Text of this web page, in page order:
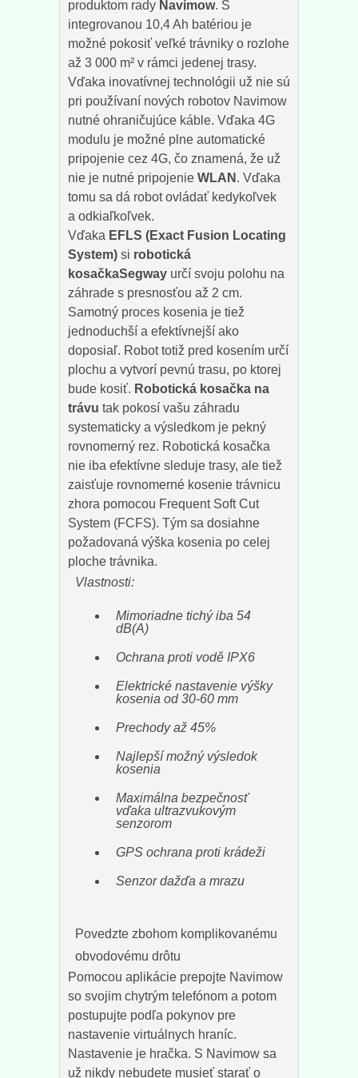
produktom rady Navimow. S
integrovanou 10,4 Ah batériou je
možné pokosiť veľké trávniky o rozlohe
až 3 000 m² v rámci jedenej trasy.
Vďaka inovatívnej technológii už nie sú
pri používaní nových robotov Navimow
nutné ohraničujúce káble. Vďaka 4G
modulu je možné plne automatické
pripojenie cez 4G, čo znamená, že už
nie je nutné pripojenie WLAN . Vďaka
tomu sa dá robot ovládať kedykoľvek
a odkiaľkoľvek.
Vďaka EFLS (Exact Fusion Locating
System) si robotická
kosačkaSegway určí svoju polohu na
záhrade s presnosťou až 2 cm.
Samotný proces kosenia je tiež
jednoduchší a efektívnejší ako
doposiaľ. Robot totiž pred kosením určí
plochu a vytvorí pevnú trasu, po ktorej
bude kosiť. Robotická kosačka na
trávu tak pokosí vašu záhradu
systematicky a výsledkom je pekný
rovnomerný rez. Robotická kosačka
nie iba efektívne sleduje trasy, ale tiež
zaisťuje rovnomerné kosenie trávnicu
zhora pomocou Frequent Soft Cut
System (FCFS). Tým sa dosiahne
požadovaná výška kosenia po celej
ploche trávnika.
Vlastnosti:
Mimoriadne tichý iba 54
dB(A)
Ochrana proti vodě IPX6
Elektrické nastavenie výšky
kosenia od 30-60 mm
Prechody až 45%
Najlepší možný výsledok
kosenia
Maximálna bezpečnosť
vďaka ultrazvukovým
senzorom
GPS ochrana proti krádeži
Senzor dažďa a mrazu
Povedzte zbohom komplikovanému
obvodovému drôtu
Pomocou aplikácie prepojte Navimow
so svojim chytrým telefónom a potom
postupujte podľa pokynov pre
nastavenie virtuálnych hraníc.
Nastavenie je hračka. S Navimow sa
už nikdy nebudete musieť starať o